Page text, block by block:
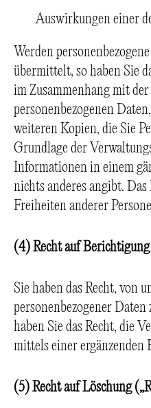
Auswirkungen einer
Werden
übermittelt, so haben Sie
im Zusammenhang mit
personenbezogenen
weiteren Kopien, die Sie
Grundlage der
Informationen in einem
nichts anderes angibt.
Freiheiten anderer
(4) Recht auf Berichtigung
Sie haben das Recht, von
personenbezogener
haben Sie das Recht, die
mittels einer ergänzenden
(5) Recht auf Löschung